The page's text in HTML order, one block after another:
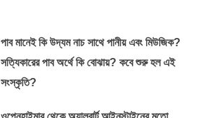
পাব মানেই কি উদ্যম নাচ সাথে পানীয় এবং মিউজিক?
সত্যিকারের পাব অর্থে কি বোঝায়? কবে শুরু হল এই
সংস্কৃতি?